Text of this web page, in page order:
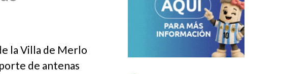
la Villa de Merlo
de antenas